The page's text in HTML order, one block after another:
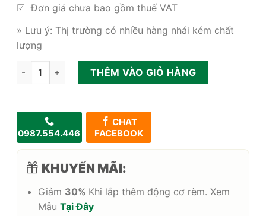
☑ Đơn giá chưa bao gồm thuế VAT
» Lưu ý: Thị trường có nhiều hàng nhái kém chất
lượng
Rèm sáo nhôm cho phòng khách sang trọng số lượng
THÊM VÀO GIỎ HÀNG
0987.554.446
CHAT
FACEBOOK
KHUYẾN MÃI:
Giảm 30% Khi lắp thêm động cơ rèm. Xem
MẫuTại Đây